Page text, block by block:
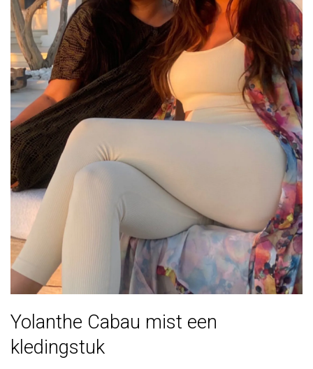
Yolanthe Cabau mist een
kledingstuk